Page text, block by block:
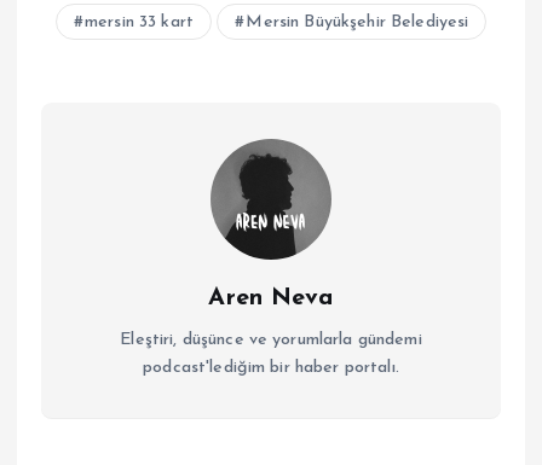
mersin 33 kart Mersin Büyükşehir Belediyesi
Aren Neva
Eleştiri, düşünce ve yorumlarla gündemi
podcast'lediğim bir haber portalı.